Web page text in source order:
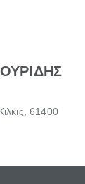
61400